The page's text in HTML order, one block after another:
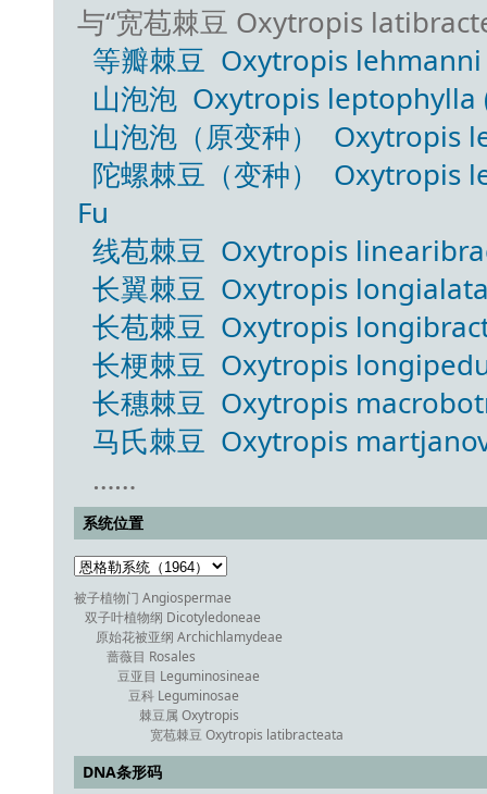
与“宽苞棘豆 Oxytropis
等瓣棘豆 Oxytropis
山泡泡 Oxytropis leptophylla
山泡泡（原变种） Oxytropis
陀螺棘豆（变种） Oxytropis
Fu
线苞棘豆 Oxytropis
长翼棘豆 Oxytropis longialata
长苞棘豆 Oxytropis
长梗棘豆 Oxytropis
长穗棘豆 Oxytropis
马氏棘豆 Oxytropis
……
系统位置
被子植物门 Angiospermae
双子叶植物纲 Dicotyledoneae
原始花被亚纲 Archichlamydeae
蔷薇目 Rosales
豆亚目 Leguminosineae
豆科 Leguminosae
棘豆属 Oxytropis
宽苞棘豆 Oxytropis latibracteata
DNA条形码